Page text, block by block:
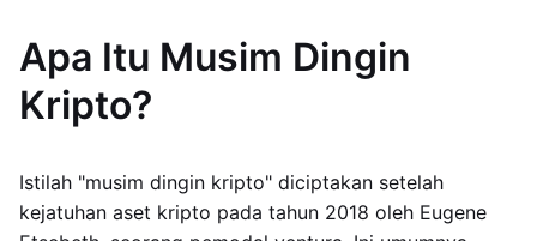
Apa Itu Musim Dingin
Kripto?
Istilah "musim dingin kripto" diciptakan setelah
kejatuhan aset kripto pada tahun 2018 oleh Eugene